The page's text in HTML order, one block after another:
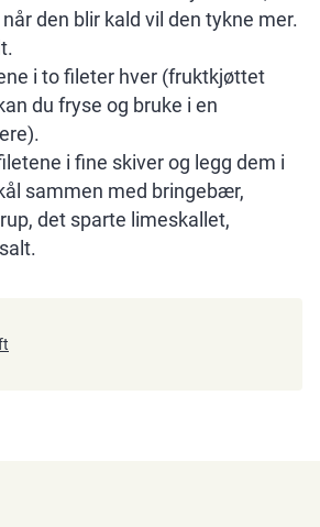
den blir kald vil den tykne mer.
i to fileter hver (fruktkjøttet
du fryse og bruke i en
i fine skiver og legg dem i
sammen med bringebær,
det sparte limeskallet,